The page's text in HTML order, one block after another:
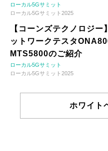
ローカル5Gサミット
ローカル5Gサミット2025
【コーンズテクノロジ
ットワークテスタ
MTS5800のご紹介
ローカル5Gサミット
ローカル5Gサミット2025
ホワイト